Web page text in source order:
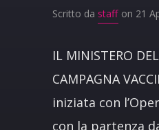
Scritto da staff on 21
IL MINISTERO
CAMPAGNA
iniziata con
con la partenza